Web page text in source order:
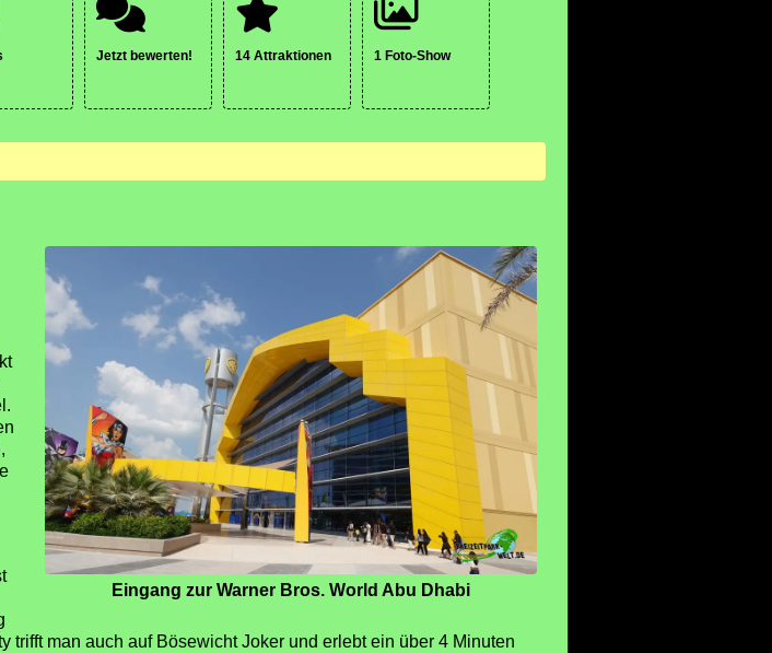
Jetzt bewerten! 14 Attraktionen 1 Foto-Show
Eingang zur Warner Bros. World Abu Dhabi
trifft man auch auf Bösewicht Joker und erlebt ein über 4 Minuten